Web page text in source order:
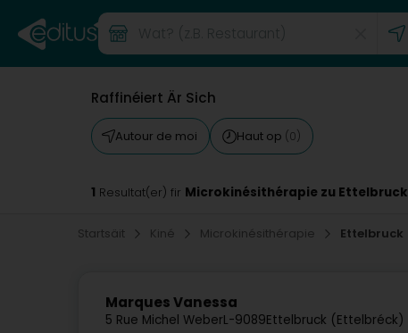
Raffinéiert Är Sich
Autour de moi Haut op (0)
1 Resultat(er) fir Microkinésithérapie zu Ettelbruck
Startsäit Kiné Microkinésithérapie Ettelbruck
Marques Vanessa
5 Rue Michel WeberL-9089Ettelbruck (Ettelbréck)